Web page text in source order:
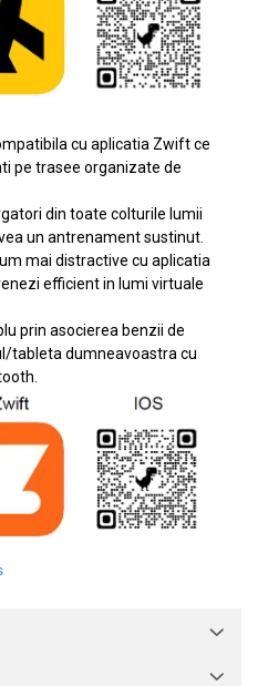
cu aplicatia Zwift ce
pe trasee organizate de
din toate colturile lumii
un antrenament sustinut.
mai distractive cu aplicatia
efficient in lumi virtuale
prin asocierea benzii de
tableta dumneavoastra cu